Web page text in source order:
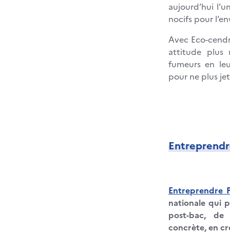
aujourd’hui
nocifs pour
Avec Eco-
attitude plus
fumeurs en
pour ne plus
Entreprendre
nationale qui
post-bac, de
concrète, en